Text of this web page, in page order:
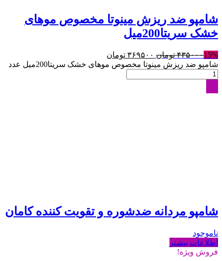
شامپو ضد ریزش مینوتا مخصوص موهای
خشک سريتا200میل
15%۴۳۵۰۰۰ تومان ۳۶۹۵۰۰ تومان
شامپو ضد ریزش مینوتا مخصوص موهای خشک سريتا200میل عدد
شامپو مردانه ضدشوره و تقویت کننده کامان
ناموجود
اطلاعات بیشتر
فروش ویژه!